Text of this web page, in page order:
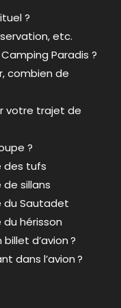
?
etc.
Paradis ?
combien de
votre trajet de
?
des tufs
sillans
du Sautadet
hérisson
d’avion ?
dans l’avion ?